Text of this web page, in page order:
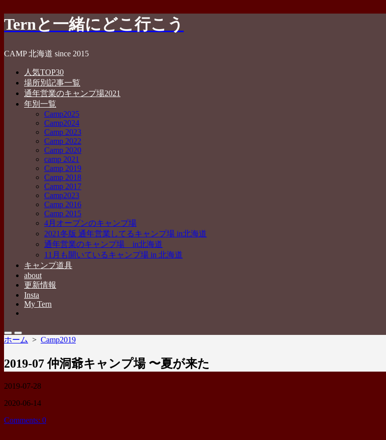
コ
ン
ン
Ternと一緒にどこ行こう
CAMP 北海道 since 2015
人気TOP30
場所別記事一覧
通年営業のキャンプ場2021
年別一覧
Camp2025
Camp2024
Camp 2023
Camp 2022
Camp 2020
camp 2021
Camp 2019
Camp 2018
Camp 2017
Camp2023
Camp 2016
Camp 2015
4月オープンのキャンプ場
2021冬版 通年営業してるキャンプ場 in北海道
通年営業のキャンプ場 in北海道
11月も開いているキャンプ場 in 北海道
キャンプ道具
about
更新情報
Insta
My Tern
ー
閉
じ
検
索
り
替
え
メ
ニ
ー
ホーム > Camp2019
2019-07 仲洞爺キャンプ場 〜夏が来た
公
日
2019-07-28
最
更
2020-06-14
Comments: 0